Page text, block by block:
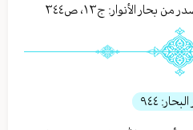
من بحار الأنوار: ج١٣، ص٣٤٤
٩٤٤